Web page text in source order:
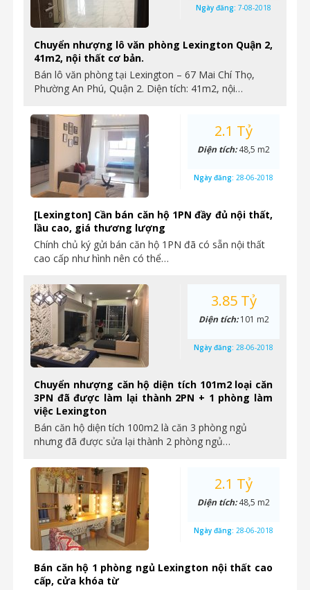
Chuyển nhượng lô văn phòng Lexington Quận 2,
41m2, nội thất cơ bản.
Bán lô văn phòng tại Lexington – 67 Mai Chí Thọ,
Phường An Phú, Quận 2. Diện tích: 41m2, nội…
Ngày đăng: 7-08-2018
[Lexington] Cần bán căn hộ 1PN đầy đủ nội thất,
lầu cao, giá thương lượng
Chính chủ ký gửi bán căn hộ 1PN đã có sẵn nội thất
cao cấp như hình nên có thể…
2.1 Tỷ
Diện tích:48,5 m2
Ngày đăng: 28-06-2018
Chuyển nhượng căn hộ diện tích 101m2 loại căn
3PN đã được làm lại thành 2PN + 1 phòng làm
việc Lexington
Bán căn hộ diện tích 100m2 là căn 3 phòng ngủ
nhưng đã được sửa lại thành 2 phòng ngủ…
3.85 Tỷ
Diện tích:101 m2
Ngày đăng: 28-06-2018
Bán căn hộ 1 phòng ngủ Lexington nội thất cao
cấp, cửa khóa từ
2.1 Tỷ
Diện tích:48,5 m2
Ngày đăng: 28-06-2018